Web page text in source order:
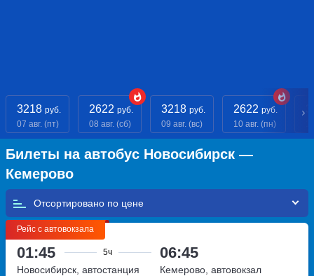
3218 руб.
07 авг. (пт)
2622 руб.
08 авг. (сб)
3218 руб.
09 авг. (вс)
2622 руб.
10 авг. (пн)
Билеты на автобус Новосибирск —
Кемерово
Отсортировано по
Рейс с автовокзала
01:45 5ч 06:45
Новосибирск, автостанция
Кемерово, автовокзал